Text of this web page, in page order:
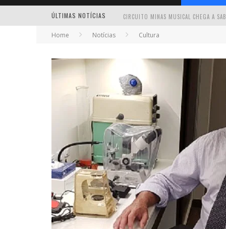
ÚLTIMAS NOTÍCIAS
MILTON GUEDES TRAZ TURNÊ
Home Notícias Cultura